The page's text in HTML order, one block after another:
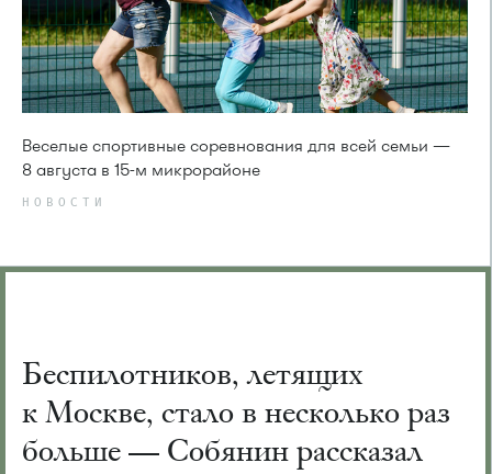
Веселые спортивные соревнования для всей семьи —
8 августа в 15-м микрорайоне
НОВОСТИ
Беспилотников, летящих
к Москве, стало в несколько раз
больше — Собянин рассказал